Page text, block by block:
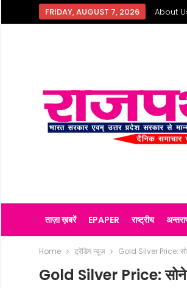
FRIDAY, AUGUST 7, 2026 About
ताज़ा ख़बरें EPAPER राष्ट्रीय
Home ट्रेंडिंग न्यूज़ Gold Silver Price:
Gold Silver Price: सोने